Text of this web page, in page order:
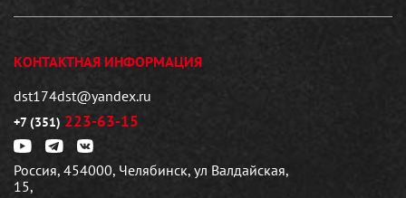
КОНТАКТНАЯ ИНФОРМАЦИЯ
dst174dst@yandex.ru
+7 (351) 223-63-15
Россия, 454000, Челябинск, ул Валдайская,
15,